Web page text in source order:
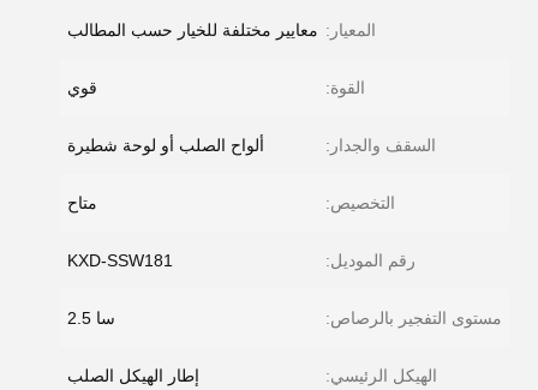
المعيار: معايير مختلفة للخيار حسب المطالب
القوة: قوي
السقف والجدار: ألواح الصلب أو لوحة شطيرة
التخصيص: متاح
رقم الموديل: KXD-SSW181
مستوى التفجير بالرصاص: سا 2.5
الهيكل الرئيسي: إطار الهيكل الصلب